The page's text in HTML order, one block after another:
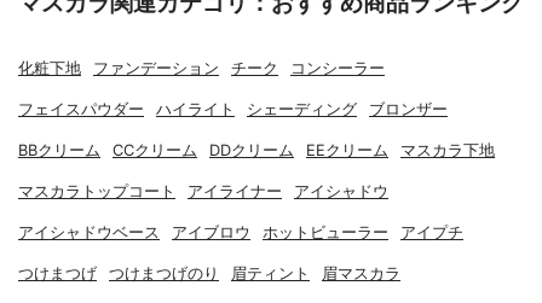
化粧下地 ファンデーション チーク コンシーラー
フェイスパウダー ハイライト シェーディング ブロンザー
BBクリーム CCクリーム DDクリーム EEクリーム マスカラ下地
マスカラトップコート アイライナー アイシャドウ
アイシャドウベース アイブロウ ホットビューラー アイプチ
つけまつげ つけまつげのり 眉ティント 眉マスカラ